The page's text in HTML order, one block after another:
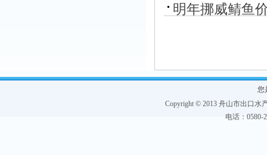
明年挪威鲭鱼
您
Copyright © 2013 舟山市出口水
电话：0580-